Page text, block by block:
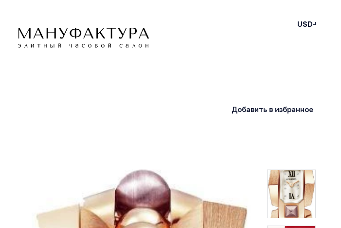
USD
Добавить в избранное